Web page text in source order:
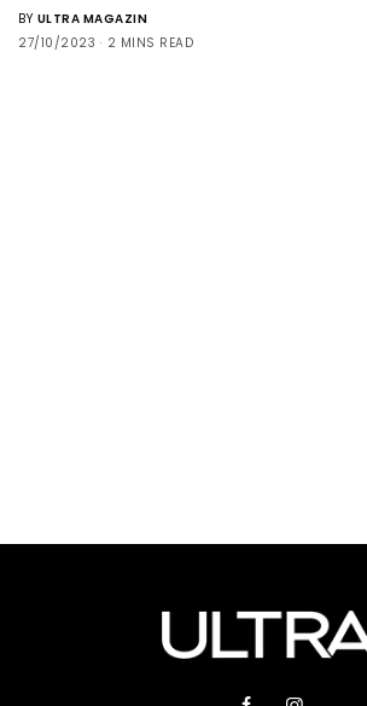
BY ULTRA MAGAZIN
27/10/2023
2 MINS READ